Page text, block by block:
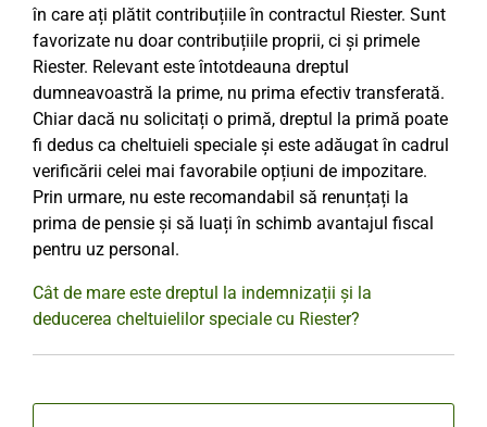
în care ați plătit contribuțiile în contractul Riester. Sunt
favorizate nu doar contribuțiile proprii, ci și primele
Riester. Relevant este întotdeauna dreptul
dumneavoastră la prime, nu prima efectiv transferată.
Chiar dacă nu solicitați o primă, dreptul la primă poate
fi dedus ca cheltuieli speciale și este adăugat în cadrul
verificării celei mai favorabile opțiuni de impozitare.
Prin urmare, nu este recomandabil să renunțați la
prima de pensie și să luați în schimb avantajul fiscal
pentru uz personal.
Cât de mare este dreptul la indemnizații și la
deducerea cheltuielilor speciale cu Riester?